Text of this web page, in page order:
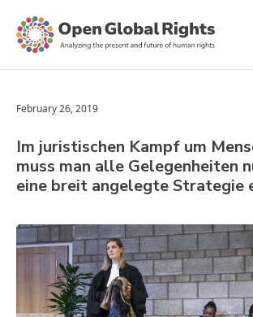
February 26, 2019
Im juristischen Kampf um
muss man alle Gelegenheiten
eine breit angelegte Strategie